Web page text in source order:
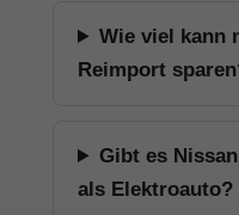
Wie viel kann
Reimport
Gibt es
als Elektroauto?